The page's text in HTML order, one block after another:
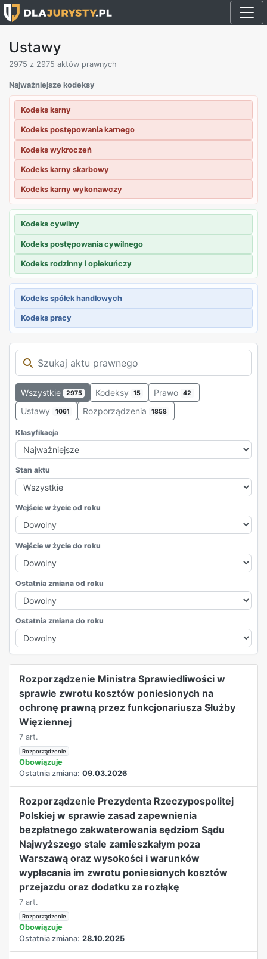
Ustawy
2975 z 2975 aktów prawnych
Najważniejsze kodeksy
Kodeks karny
Kodeks postępowania karnego
Kodeks wykroczeń
Kodeks karny skarbowy
Kodeks karny wykonawczy
Kodeks cywilny
Kodeks postępowania cywilnego
Kodeks rodzinny i opiekuńczy
Kodeks spółek handlowych
Kodeks pracy
Wszystkie 2975 Kodeksy 15 Prawo 42
Ustawy 1061 Rozporządzenia 1858
Klasyfikacja
Stan aktu
Wejście w życie od roku
Wejście w życie do roku
Ostatnia zmiana od roku
Ostatnia zmiana do roku
REKLAMA
Rozporządzenie Ministra Sprawiedliwości w
sprawie zwrotu kosztów poniesionych na
ochronę prawną przez funkcjonariusza Służby
Więziennej
7 art.
Rozporządzenie
Obowiązuje
Ostatnia zmiana: 09.03.2026
Rozporządzenie Prezydenta Rzeczypospolitej
Polskiej w sprawie zasad zapewnienia
bezpłatnego zakwaterowania sędziom Sądu
Najwyższego stale zamieszkałym poza
Warszawą oraz wysokości i warunków
wypłacania im zwrotu poniesionych kosztów
przejazdu oraz dodatku za rozłąkę
7 art.
Rozporządzenie
Obowiązuje
Ostatnia zmiana: 28.10.2025